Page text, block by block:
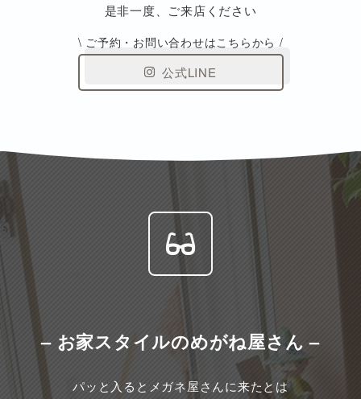
是非一度、ご来店ください
\ ご予約・お問い合わせはこちらから /
公式LINE
– お家スタイルのめがね屋さん –
パッと入るとメガネ屋さんに来たとは